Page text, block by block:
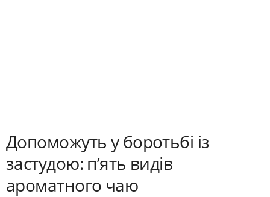
Допоможуть у боротьбі із
застудою: п’ять видів
ароматного чаю